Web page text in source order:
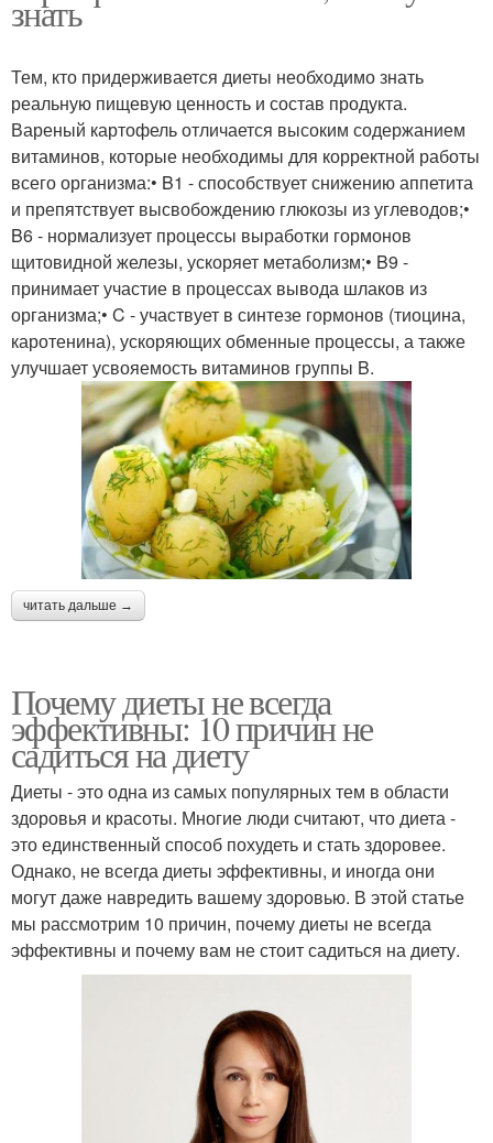
знать
Тем, кто придерживается диеты необходимо знать
реальную пищевую ценность и состав продукта.
Вареный картофель отличается высоким содержанием
витаминов, которые необходимы для корректной работы
всего организма:• B1 - способствует снижению аппетита
и препятствует высвобождению глюкозы из углеводов;•
B6 - нормализует процессы выработки гормонов
щитовидной железы, ускоряет метаболизм;• B9 -
принимает участие в процессах вывода шлаков из
организма;• C - участвует в синтезе гормонов (тиоцина,
каротенина), ускоряющих обменные процессы, а также
улучшает усвояемость витаминов группы B.
читать дальше →
Почему диеты не всегда
эффективны: 10 причин не
садиться на диету
Диеты - это одна из самых популярных тем в области
здоровья и красоты. Многие люди считают, что диета -
это единственный способ похудеть и стать здоровее.
Однако, не всегда диеты эффективны, и иногда они
могут даже навредить вашему здоровью. В этой статье
мы рассмотрим 10 причин, почему диеты не всегда
эффективны и почему вам не стоит садиться на диету.